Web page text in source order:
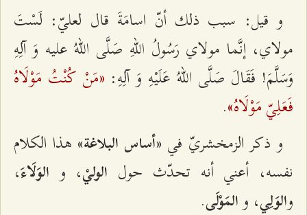
و قيل: سبب ذلك أنّ اسامَةَ قال لعليّ: لَسْتَ
مولاي، إنَّما مولاي رَسُولُ اللهِ صَلَّى اللهُ عليه وَ آلِهِ
وَسَلَّمَ! فَقَالَ صَلَّى اللهُ عَلَيْهِ وَ آلِهِ: «مَنْ كُنْتُ مَوْلَاهُ
فَعَلِيّ مَوْلَاهُ».
و ذكر الزمخشريّ في «أساس البلاغة» هذا الكلام
نفسه، أعني أنه تحدّث حول الوليْ، و الوَلَاءَ،
والوَلِي، و المَوْلَى.